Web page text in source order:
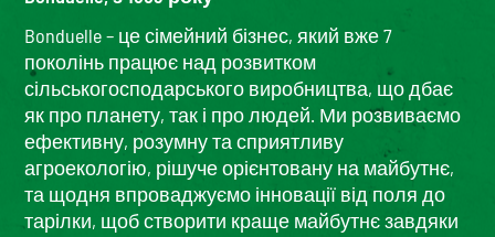
Bonduelle – це сімейний бізнес, який вже 7
поколінь працює над розвитком
сільськогосподарського виробництва, що дбає
як про планету, так і про людей. Ми розвиваємо
ефективну, розумну та сприятливу
агроекологію, рішуче орієнтовану на майбутнє,
та щодня впроваджуємо інновації від поля до
тарілки, щоб створити краще майбутнє завдяки